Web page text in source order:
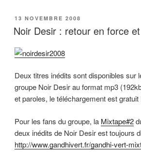
PUBLIÉ
LE
13 NOVEMBRE 2008
Noir Desir : retour en force
Deux titres inédits sont disponibles sur
groupe Noir Desir au format mp3
et paroles, le téléchargement est gratuit
Pour les fans du groupe, la Mixtape#2
deux inédits de Noir Desir est toujours
http://www.gandhivert.fr/gandhi-vert-